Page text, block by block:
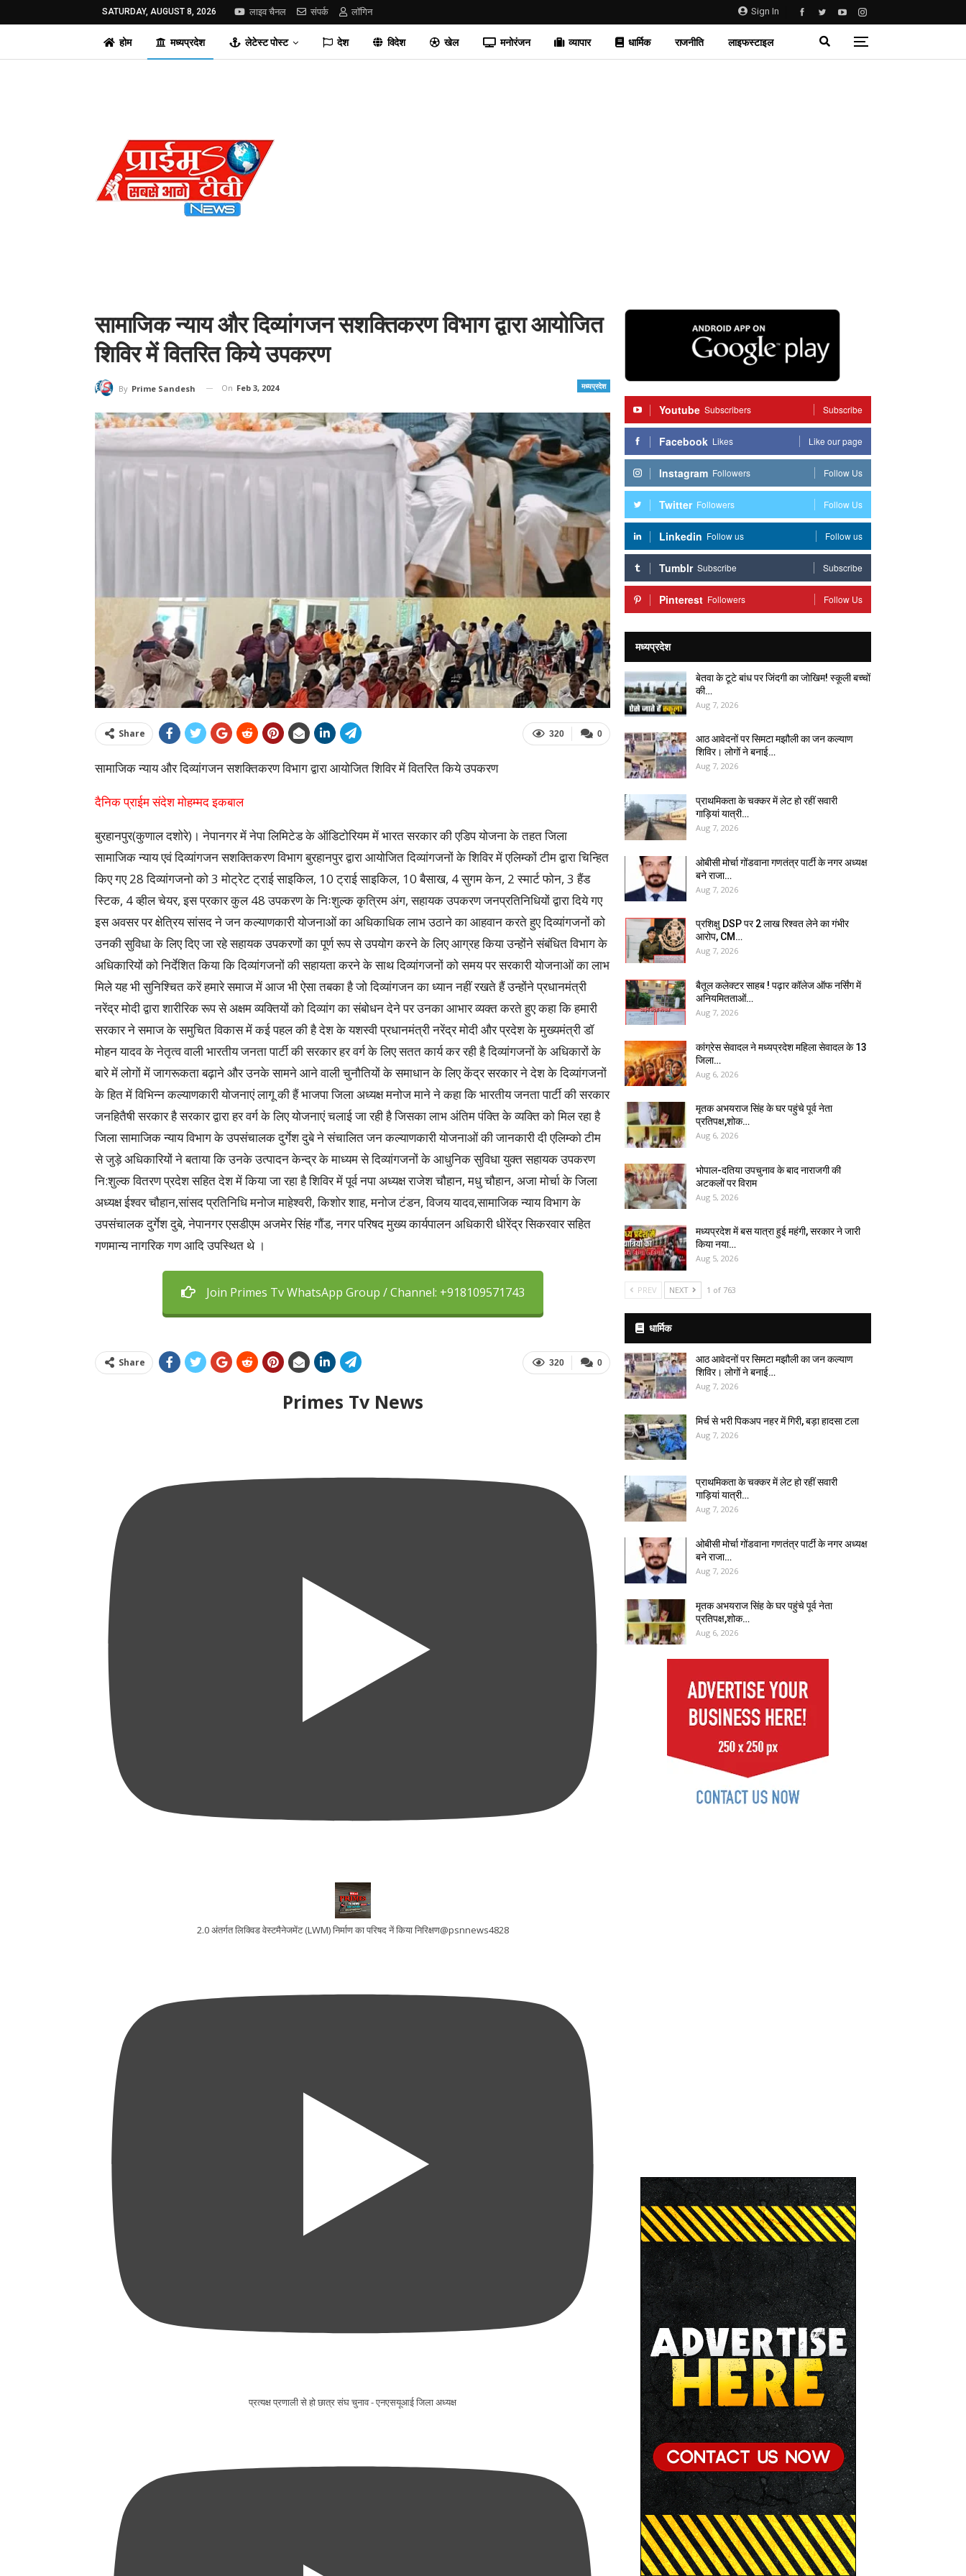
Sign In
SATURDAY, AUGUST 8, 2026 लाइव चैनल संपर्क लॉगिन
होम मध्यप्रदेश लेटेस्ट पोस्ट देश विदेश खेल मनोरंजन व्यापार धार्मिक राजनीति लाइफस्टाइल
सामाजिक न्याय और दिव्यांगजन सशक्तिकरण विभाग द्वारा आयोजित
शिविर में वितरित किये उपकरण
मध्यप्रदेश
By Prime Sandesh On Feb 3, 2024
0
320
Share
सामाजिक न्याय और दिव्यांगजन सशक्तिकरण विभाग द्वारा आयोजित शिविर में वितरित किये उपकरण
दैनिक प्राईम संदेश मोहम्मद इकबाल
बुरहानपुर(कुणाल दशोरे)। नेपानगर में नेपा लिमिटेड के ऑडिटोरियम में भारत सरकार की एडिप योजना के तहत जिला
सामाजिक न्याय एवं दिव्यांगजन सशक्तिकरण विभाग बुरहानपुर द्वारा आयोजित दिव्यांगजनों के शिविर में एलिम्कों टीम द्वारा चिन्हित
किए गए 28 दिव्यांगजनो को 3 मोट्रेट ट्राई साइकिल, 10 ट्राई साइकिल, 10 बैसाख, 4 सुगम केन, 2 स्मार्ट फोन, 3 हैंड
स्टिक, 4 व्हील चेयर, इस प्रकार कुल 48 उपकरण के निःशुल्क कृत्रिम अंग, सहायक उपकरण जनप्रतिनिधियों द्वारा दिये गए
इस अवसर पर क्षेत्रिय सांसद ने जन कल्याणकारी योजनाओं का अधिकाधिक लाभ उठाने का आहवान करते हुए दिव्यांगजनों को
उनकी सुविधा के लिए दिए जा रहे सहायक उपकरणों का पूर्ण रूप से उपयोग करने के लिए आग्रह किया उन्होंने संबंधित विभाग के
अधिकारियों को निर्देशित किया कि दिव्यांगजनों की सहायता करने के साथ दिव्यांगजनों को समय पर सरकारी योजनाओं का लाभ
मिले यह भी सुनिश्चित करें हमारे समाज में आज भी ऐसा तबका है जो दिव्यांगजन का ध्यान नहीं रखते हैं उन्होंने प्रधानमंत्री
नरेंद्र मोदी द्वारा शारीरिक रूप से अक्षम व्यक्तियों को दिव्यांग का संबोधन देने पर उनका आभार व्यक्त करते हुए कहा कि हमारी
सरकार ने समाज के समुचित विकास में कई पहल की है देश के यशस्वी प्रधानमंत्री नरेंद्र मोदी और प्रदेश के मुख्यमंत्री डॉ
मोहन यादव के नेतृत्व वाली भारतीय जनता पार्टी की सरकार हर वर्ग के लिए सतत कार्य कर रही है दिव्यांगजनों के अधिकारों के
बारे में लोगों में जागरूकता बढ़ाने और उनके सामने आने वाली चुनौतियों के समाधान के लिए केंद्र सरकार ने देश के दिव्यांगजनों
के हित में विभिन्न कल्याणकारी योजनाएं लागू की हैं भाजपा जिला अध्यक्ष मनोज माने ने कहा कि भारतीय जनता पार्टी की सरकार
जनहितैषी सरकार है सरकार द्वारा हर वर्ग के लिए योजनाएं चलाई जा रही है जिसका लाभ अंतिम पंक्ति के व्यक्ति को मिल रहा है
जिला सामाजिक न्याय विभाग के उपसंचालक दुर्गेश दुबे ने संचालित जन कल्याणकारी योजनाओं की जानकारी दी एलिम्को टीम
से जुड़े अधिकारियों ने बताया कि उनके उत्पादन केन्द्र के माध्यम से दिव्यांगजनों के आधुनिक सुविधा युक्त सहायक उपकरण
नि:शुल्क वितरण प्रदेश सहित देश में किया जा रहा है शिविर में पूर्व नपा अध्यक्ष राजेश चौहान, मधु चौहान, अजा मोर्चा के जिला
अध्यक्ष ईश्वर चौहान,सांसद प्रतिनिधि मनोज माहेश्वरी, किशोर शाह, मनोज टंडन, विजय यादव,सामाजिक न्याय विभाग के
उपसंचालक दुर्गेश दुबे, नेपानगर एसडीएम अजमेर सिंह गौंड, नगर परिषद मुख्य कार्यपालन अधिकारी धीरेंद्र सिकरवार सहित
गणमान्य नागरिक गण आदि उपस्थित थे ।
Join Primes Tv WhatsApp Group / Channel: +918109571743
0
320
Share
Primes Tv News
2.0 अंतर्गत लिक्विड वेस्टमैनेजमेंट (LWM) निर्माण का परिषद नें किया निरिक्षण@psnnews4828
प्रत्यक्ष प्रणाली से हो छात्र संघ चुनाव - एनएसयूआई जिला अध्यक्ष
Youtube Subscribers Subscribe
Facebook Likes Like our page
Instagram Followers Follow Us
Twitter Followers Follow Us
Linkedin Follow us Follow us
Tumblr Subscribe Subscribe
Pinterest Followers Follow Us
मध्यप्रदेश
बेतवा के टूटे बांध पर जिंदगी का जोखिम! स्कूली बच्चों
की…
Aug 7, 2026
आठ आवेदनों पर सिमटा मझौली का जन कल्याण
शिविर। लोगों ने बनाई…
Aug 7, 2026
प्राथमिकता के चक्कर में लेट हो रहीं सवारी
गाड़ियां यात्री…
Aug 7, 2026
ओबीसी मोर्चा गोंडवाना गणतंत्र पार्टी के नगर अध्यक्ष
बने राजा…
Aug 7, 2026
प्रशिक्षु DSP पर ₹2 लाख रिश्वत लेने का गंभीर
आरोप, CM…
Aug 7, 2026
बैतूल कलेक्टर साहब ! पढ़ार कॉलेज ऑफ नर्सिंग में
अनियमितताओं…
Aug 7, 2026
कांग्रेस सेवादल ने मध्यप्रदेश महिला सेवादल के 13
जिला…
Aug 6, 2026
मृतक अभयराज सिंह के घर पहुंचे पूर्व नेता
प्रतिपक्ष,शोक…
Aug 6, 2026
भोपाल-दतिया उपचुनाव के बाद नाराजगी की
अटकलों पर विराम
Aug 5, 2026
मध्यप्रदेश में बस यात्रा हुई महंगी, सरकार ने जारी
किया नया…
Aug 5, 2026
PREV NEXT 1 of 763
धार्मिक
आठ आवेदनों पर सिमटा मझौली का जन कल्याण
शिविर। लोगों ने बनाई…
Aug 7, 2026
मिर्च से भरी पिकअप नहर में गिरी, बड़ा हादसा टला
Aug 7, 2026
प्राथमिकता के चक्कर में लेट हो रहीं सवारी
गाड़ियां यात्री…
Aug 7, 2026
ओबीसी मोर्चा गोंडवाना गणतंत्र पार्टी के नगर अध्यक्ष
बने राजा…
Aug 7, 2026
मृतक अभयराज सिंह के घर पहुंचे पूर्व नेता
प्रतिपक्ष,शोक…
Aug 6, 2026